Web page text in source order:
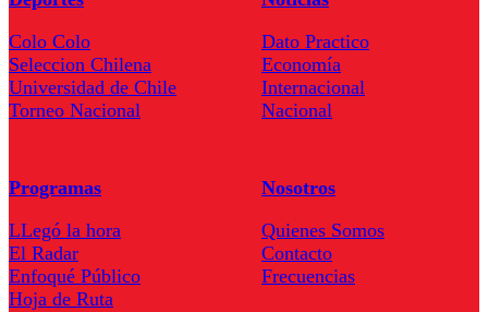
Colo Colo
Seleccion Chilena
Universidad de Chile
Torneo Nacional
Dato Practico
Economía
Internacional
Nacional
Programas
LLegó la hora
El Radar
Enfoqué Público
Hoja de Ruta
Nosotros
Quienes Somos
Contacto
Frecuencias